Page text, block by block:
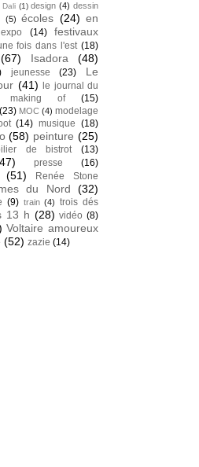
Dali (1) design (4) dessin
(5) écoles (24) en
expo (14)
festivaux
fois dans l'est (18)
(67) Isadora (48)
jeunesse (23)
Le
(41)
le journal du
making of
(15)
(23) MOC (4) modelage
(14) musique (18)
(58) peinture (25)
de bistrot (13)
presse (16)
(51)
Renée Stone
du Nord (32)
(9) train (4)
trois dés
13 h (28) vidéo (8)
Voltaire amoureux
(52) zazie (14)